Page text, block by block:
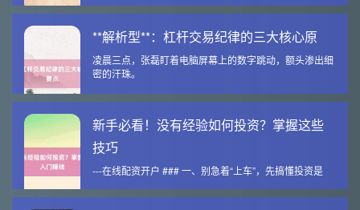
**解析型**：杠杆交易纪律的三大核心原
凌晨三点，张磊盯着电脑屏幕上的数字跳动，额头渗出细
密的汗珠。
新手必看！没有经验如何投资？掌握这些
技巧
---在线配资开户 ### 一、别急着“上车”，先搞懂投资是